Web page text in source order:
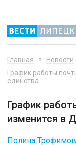
Главная Новости
График работы
единства
График
изменится в
Полина